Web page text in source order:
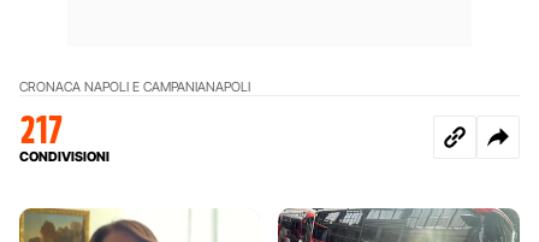
CRONACA NAPOLI E CAMPANIANAPOLI
217
CONDIVISIONI